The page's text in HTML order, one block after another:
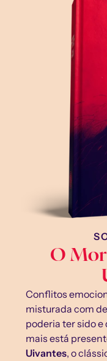
O
Conflitos
misturada com
poderia ter sido e
mais está
Uivantes, o